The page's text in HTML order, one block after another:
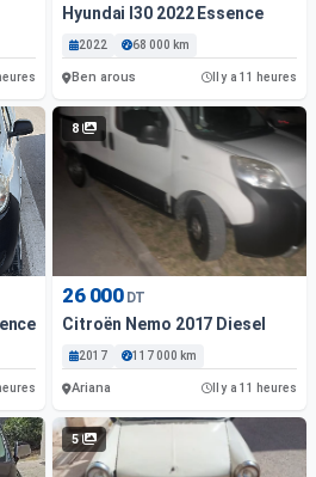
Hyundai I30 2022 Essence
2022 68 000 km
Ben arous Il y a 11 heures
8
26 000 DT
Citroën Nemo 2017 Diesel
2017 117 000 km
Ariana Il y a 11 heures
5